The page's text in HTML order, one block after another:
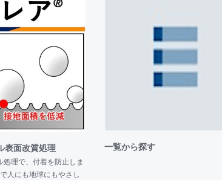
ーで開催の「とうほく・北海道 新技術新工法 展示商談
した。大勢の方に弊社ブースにお越しいただき、誠に有
膜成分や被膜構成を最適化することで、基本性能を低下
凝着性を大幅に向上させました。エンドミルやドリル、
センターで開催された「燕三条ものづくりメッセ2024
表面改質処理
処理で、付着を防止しま
人にも地球にもやさし
一覧から探す